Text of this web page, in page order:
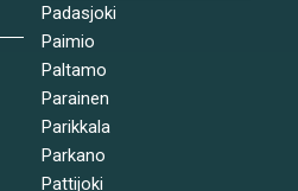
Padasjoki
Paimio
Paltamo
Parainen
Parikkala
Parkano
Pattijoki